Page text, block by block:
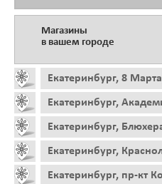
Магазины
в вашем городе
Екатеринбург, 8
Екатеринбург,
Екатеринбург,
Екатеринбург,
Екатеринбург, пр-кт